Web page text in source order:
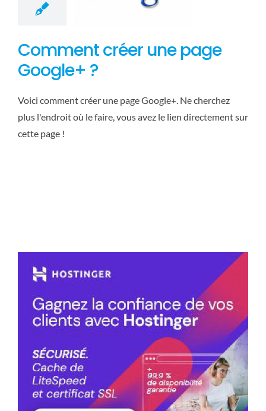
Comment créer une page
Google+ ?
Voici comment créer une page Google+. Ne cherchez
plus l'endroit où le faire, vous avez le lien directement sur
cette page !